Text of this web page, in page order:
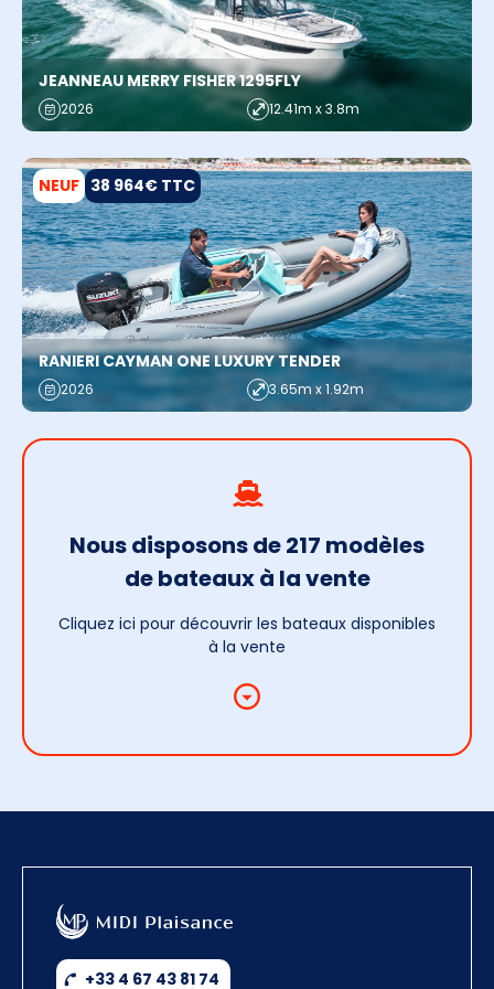
JEANNEAU MERRY FISHER 1295FLY
2026 12.41m x 3.8m
NEUF 38 964€ TTC
RANIERI CAYMAN ONE LUXURY TENDER
2026 3.65m x 1.92m
Nous disposons de 217 modèles
de bateaux à la vente
Cliquez ici pour découvrir les bateaux disponibles
à la vente
+33 4 67 43 81 74